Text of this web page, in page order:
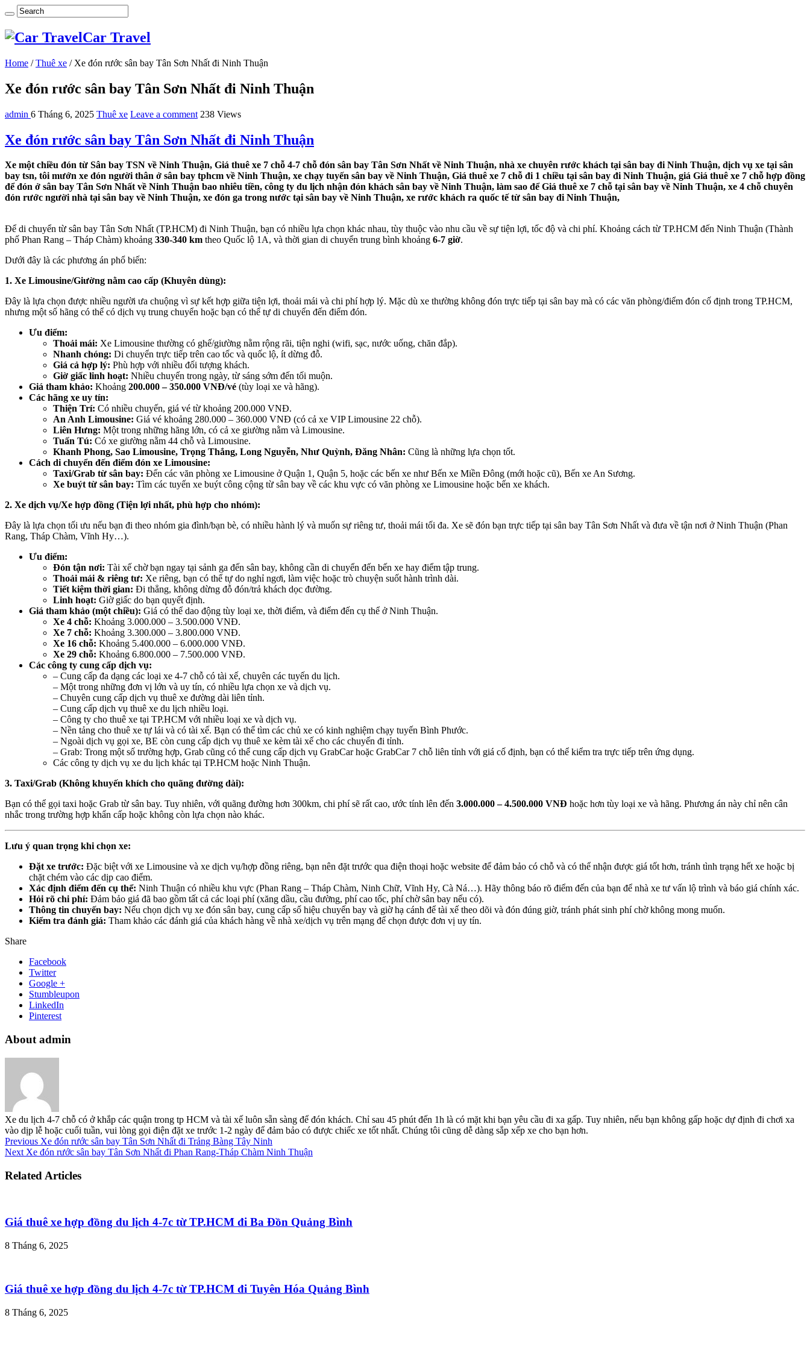
Car Travel
Home / Thuê xe / Xe đón rước sân bay Tân Sơn Nhất đi Ninh Thuận
Xe đón rước sân bay Tân Sơn Nhất đi Ninh Thuận
admin 6 Tháng 6, 2025 Thuê xe Leave a comment 238 Views
Xe đón rước sân bay Tân Sơn Nhất đi Ninh Thuận
Xe một chiều đón từ Sân bay TSN về Ninh Thuận, Giá thuê xe 7 chỗ 4-7 chỗ đón sân bay Tân Sơn Nhất về Ninh Thuận, nhà xe chuyên rước khách tại sân bay đi Ninh Thuận, dịch vụ xe tại sân
bay tsn, tôi mướn xe đón người thân ở sân bay tphcm về Ninh Thuận, xe chạy tuyến sân bay về Ninh Thuận, Giá thuê xe 7 chỗ đi 1 chiều tại sân bay đi Ninh Thuận, giá Giá thuê xe 7 chỗ hợp đồng
để đón ở sân bay Tân Sơn Nhất về Ninh Thuận bao nhiêu tiền, công ty du lịch nhận đón khách sân bay về Ninh Thuận, làm sao để Giá thuê xe 7 chỗ tại sân bay về Ninh Thuận, xe 4 chỗ chuyên
đón rước người nhà tại sân bay về Ninh Thuận, xe đón ga trong nước tại sân bay về Ninh Thuận, xe rước khách ra quốc tế từ sân bay đi Ninh Thuận,
Để di chuyển từ sân bay Tân Sơn Nhất (TP.HCM) đi Ninh Thuận, bạn có nhiều lựa chọn khác nhau, tùy thuộc vào nhu cầu về sự tiện lợi, tốc độ và chi phí. Khoảng cách từ TP.HCM đến Ninh Thuận (Thành
phố Phan Rang – Tháp Chàm) khoảng 330-340 km theo Quốc lộ 1A, và thời gian di chuyển trung bình khoảng 6-7 giờ.
Dưới đây là các phương án phổ biến:
1. Xe Limousine/Giường nằm cao cấp (Khuyên dùng):
Đây là lựa chọn được nhiều người ưa chuộng vì sự kết hợp giữa tiện lợi, thoải mái và chi phí hợp lý. Mặc dù xe thường không đón trực tiếp tại sân bay mà có các văn phòng/điểm đón cố định trong TP.HCM,
nhưng một số hãng có thể có dịch vụ trung chuyển hoặc bạn có thể tự di chuyển đến điểm đón.
Ưu điểm:
Thoải mái: Xe Limousine thường có ghế/giường nằm rộng rãi, tiện nghi (wifi, sạc, nước uống, chăn đắp).
Nhanh chóng: Di chuyển trực tiếp trên cao tốc và quốc lộ, ít dừng đỗ.
Giá cả hợp lý: Phù hợp với nhiều đối tượng khách.
Giờ giấc linh hoạt: Nhiều chuyến trong ngày, từ sáng sớm đến tối muộn.
Giá tham khảo: Khoảng 200.000 – 350.000 VNĐ/vé (tùy loại xe và hãng).
Các hãng xe uy tín:
Thiện Trí: Có nhiều chuyến, giá vé từ khoảng 200.000 VNĐ.
An Anh Limousine: Giá vé khoảng 280.000 – 360.000 VNĐ (có cả xe VIP Limousine 22 chỗ).
Liên Hưng: Một trong những hãng lớn, có cả xe giường nằm và Limousine.
Tuấn Tú: Có xe giường nằm 44 chỗ và Limousine.
Khanh Phong, Sao Limousine, Trọng Thắng, Long Nguyễn, Như Quỳnh, Đăng Nhân: Cũng là những lựa chọn tốt.
Cách di chuyển đến điểm đón xe Limousine:
Taxi/Grab từ sân bay: Đến các văn phòng xe Limousine ở Quận 1, Quận 5, hoặc các bến xe như Bến xe Miền Đông (mới hoặc cũ), Bến xe An Sương.
Xe buýt từ sân bay: Tìm các tuyến xe buýt công cộng từ sân bay về các khu vực có văn phòng xe Limousine hoặc bến xe khách.
2. Xe dịch vụ/Xe hợp đồng (Tiện lợi nhất, phù hợp cho nhóm):
Đây là lựa chọn tối ưu nếu bạn đi theo nhóm gia đình/bạn bè, có nhiều hành lý và muốn sự riêng tư, thoải mái tối đa. Xe sẽ đón bạn trực tiếp tại sân bay Tân Sơn Nhất và đưa về tận nơi ở Ninh Thuận (Phan
Rang, Tháp Chàm, Vĩnh Hy…).
Ưu điểm:
Đón tận nơi: Tài xế chờ bạn ngay tại sảnh ga đến sân bay, không cần di chuyển đến bến xe hay điểm tập trung.
Thoải mái & riêng tư: Xe riêng, bạn có thể tự do nghỉ ngơi, làm việc hoặc trò chuyện suốt hành trình dài.
Tiết kiệm thời gian: Đi thẳng, không dừng đỗ đón/trả khách dọc đường.
Linh hoạt: Giờ giấc do bạn quyết định.
Giá tham khảo (một chiều): Giá có thể dao động tùy loại xe, thời điểm, và điểm đến cụ thể ở Ninh Thuận.
Xe 4 chỗ: Khoảng 3.000.000 – 3.500.000 VNĐ.
Xe 7 chỗ: Khoảng 3.300.000 – 3.800.000 VNĐ.
Xe 16 chỗ: Khoảng 5.400.000 – 6.000.000 VNĐ.
Xe 29 chỗ: Khoảng 6.800.000 – 7.500.000 VNĐ.
Các công ty cung cấp dịch vụ:
– Cung cấp đa dạng các loại xe 4-7 chỗ có tài xế, chuyên các tuyến du lịch.
– Một trong những đơn vị lớn và uy tín, có nhiều lựa chọn xe và dịch vụ.
– Chuyên cung cấp dịch vụ thuê xe đường dài liên tỉnh.
– Cung cấp dịch vụ thuê xe du lịch nhiều loại.
– Công ty cho thuê xe tại TP.HCM với nhiều loại xe và dịch vụ.
– Nền tảng cho thuê xe tự lái và có tài xế. Bạn có thể tìm các chủ xe có kinh nghiệm chạy tuyến Bình Phước.
– Ngoài dịch vụ gọi xe, BE còn cung cấp dịch vụ thuê xe kèm tài xế cho các chuyến đi tỉnh.
– Grab: Trong một số trường hợp, Grab cũng có thể cung cấp dịch vụ GrabCar hoặc GrabCar 7 chỗ liên tỉnh với giá cố định, bạn có thể kiểm tra trực tiếp trên ứng dụng.
Các công ty dịch vụ xe du lịch khác tại TP.HCM hoặc Ninh Thuận.
3. Taxi/Grab (Không khuyến khích cho quãng đường dài):
Bạn có thể gọi taxi hoặc Grab từ sân bay. Tuy nhiên, với quãng đường hơn 300km, chi phí sẽ rất cao, ước tính lên đến 3.000.000 – 4.500.000 VNĐ hoặc hơn tùy loại xe và hãng. Phương án này chỉ nên cân
nhắc trong trường hợp khẩn cấp hoặc không còn lựa chọn nào khác.
Lưu ý quan trọng khi chọn xe:
Đặt xe trước: Đặc biệt với xe Limousine và xe dịch vụ/hợp đồng riêng, bạn nên đặt trước qua điện thoại hoặc website để đảm bảo có chỗ và có thể nhận được giá tốt hơn, tránh tình trạng hết xe hoặc bị
chặt chém vào các dịp cao điểm.
Xác định điểm đến cụ thể: Ninh Thuận có nhiều khu vực (Phan Rang – Tháp Chàm, Ninh Chữ, Vĩnh Hy, Cà Ná…). Hãy thông báo rõ điểm đến của bạn để nhà xe tư vấn lộ trình và báo giá chính xác.
Hỏi rõ chi phí: Đảm bảo giá đã bao gồm tất cả các loại phí (xăng dầu, cầu đường, phí cao tốc, phí chờ sân bay nếu có).
Thông tin chuyến bay: Nếu chọn dịch vụ xe đón sân bay, cung cấp số hiệu chuyến bay và giờ hạ cánh để tài xế theo dõi và đón đúng giờ, tránh phát sinh phí chờ không mong muốn.
Kiểm tra đánh giá: Tham khảo các đánh giá của khách hàng về nhà xe/dịch vụ trên mạng để chọn được đơn vị uy tín.
Share
Facebook
Twitter
Google +
Stumbleupon
LinkedIn
Pinterest
About admin
Xe du lịch 4-7 chỗ có ở khắp các quận trong tp HCM và tài xế luôn sẵn sàng để đón khách. Chỉ sau 45 phút đến 1h là có mặt khi bạn yêu cầu đi xa gấp. Tuy nhiên, nếu bạn không gấp hoặc dự định đi chơi xa
vào dịp lễ hoặc cuối tuần, vui lòng gọi điện đặt xe trước 1-2 ngày để đảm bảo có được chiếc xe tốt nhất. Chúng tôi cũng dễ dàng sắp xếp xe cho bạn hơn.
Previous Xe đón rước sân bay Tân Sơn Nhất đi Trảng Bàng Tây Ninh
Next Xe đón rước sân bay Tân Sơn Nhất đi Phan Rang-Tháp Chàm Ninh Thuận
Related Articles
Giá thuê xe hợp đồng du lịch 4-7c từ TP.HCM đi Ba Đồn Quảng Bình
8 Tháng 6, 2025
Giá thuê xe hợp đồng du lịch 4-7c từ TP.HCM đi Tuyên Hóa Quảng Bình
8 Tháng 6, 2025